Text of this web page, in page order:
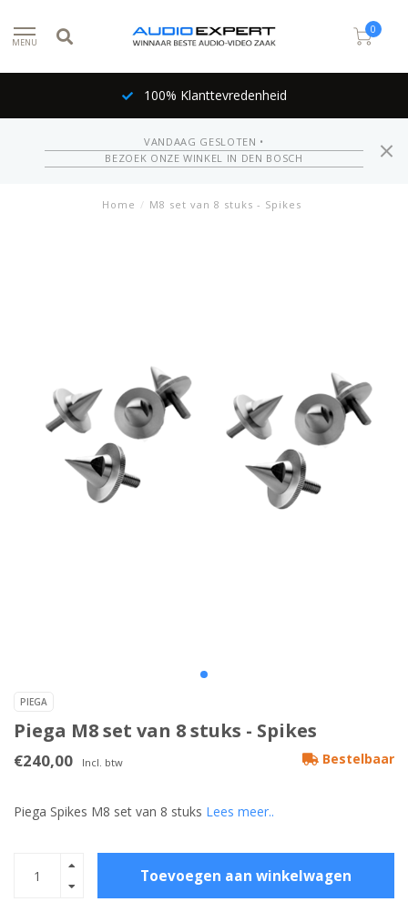
MENU
0
100% Klanttevredenheid
VANDAAG GESLOTEN •
BEZOEK ONZE WINKEL IN DEN BOSCH
Home / M8 set van 8 stuks - Spikes
PIEGA
Piega M8 set van 8 stuks - Spikes
€240,00 Incl. btw Bestelbaar
Piega Spikes M8 set van 8 stuks Lees meer..
Toevoegen aan winkelwagen